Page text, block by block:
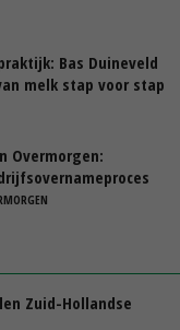
Bas Duineveld
melk stap voor stap
Overmorgen:
Zuid-Hollandse